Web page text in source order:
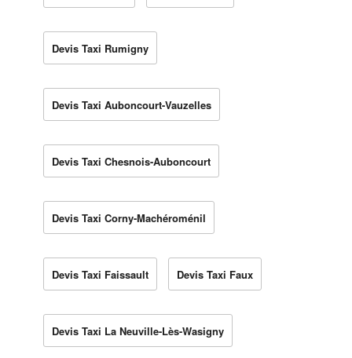
Devis Taxi Rumigny
Devis Taxi Auboncourt-Vauzelles
Devis Taxi Chesnois-Auboncourt
Devis Taxi Corny-Machéroménil
Devis Taxi Faissault Devis Taxi Faux
Devis Taxi La Neuville-Lès-Wasigny